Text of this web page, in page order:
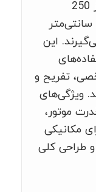
برگشتی با حجم سیلندر بیش از 250
سانتی‌متر مکعب و کمتر از 500 سانتی‌متر
این
تفریح و
ویژگی‌های
موتور،
مکانیکی
طراحی کلی